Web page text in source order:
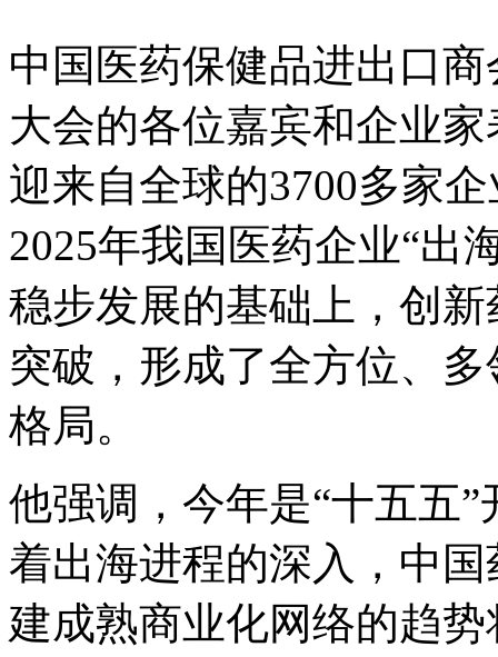
中国医药保健品进出口
大会的各位嘉宾和企业
迎来自全球的3700多家
2025年我国医药企业“出
稳步发展的基础上，创
突破，形成了全方位、
格局。
他强调，今年是“十五五
着出海进程的深入，中
建成熟商业化网络的趋